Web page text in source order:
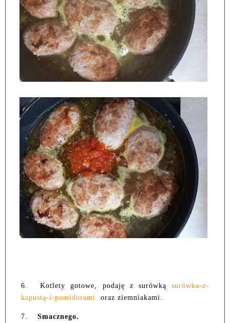
6. Kotlety gotowe, podaję z surówkąsurówka-z-
kapustą-i-pomidorami. oraz ziemniakami.
7. Smacznego.